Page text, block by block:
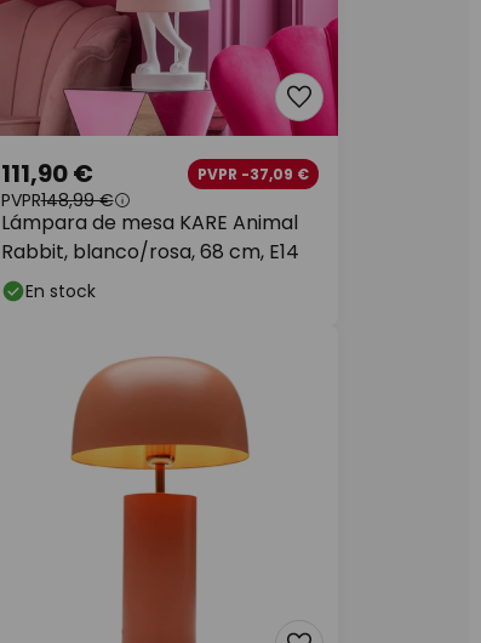
Lámpara de mesa KARE Animal
Rabbit, blanco/rosa, 68 cm, E14
111,90 € PVPR -37,09 €
PVPR148,99 €
En stock